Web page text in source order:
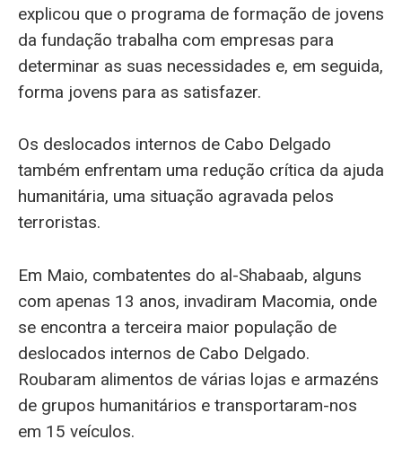
explicou que o programa de formação de jovens
da fundação trabalha com empresas para
determinar as suas necessidades e, em seguida,
forma jovens para as satisfazer.
Os deslocados internos de Cabo Delgado
também enfrentam uma redução crítica da ajuda
humanitária, uma situação agravada pelos
terroristas.
Em Maio, combatentes do al-Shabaab, alguns
com apenas 13 anos, invadiram Macomia, onde
se encontra a terceira maior população de
deslocados internos de Cabo Delgado.
Roubaram alimentos de várias lojas e armazéns
de grupos humanitários e transportaram-nos
em 15 veículos.